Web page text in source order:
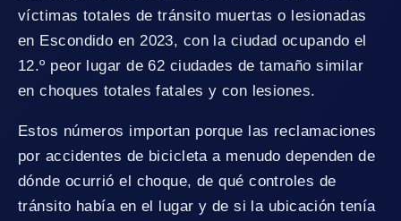
víctimas totales de tránsito muertas o lesionadas
en Escondido en 2023, con la ciudad ocupando el
12.º peor lugar de 62 ciudades de tamaño similar
en choques totales fatales y con lesiones.
Estos números importan porque las reclamaciones
por accidentes de bicicleta a menudo dependen de
dónde ocurrió el choque, de qué controles de
tránsito había en el lugar y de si la ubicación tenía